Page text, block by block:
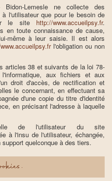
Lemesle ne collecte des
l'utilisateur que pour le besoin de
le site http://www.accueilpsy.fr.
en toute connaissance de cause,
même à leur saisie. Il est alors
l'obligation ou non
articles 38 et suivants de la loi 78-
aux fichiers et aux
droit d'accès, de rectification et
le concernant, en effectuant sa
d'une copie du titre d'identité
en précisant l'adresse à laquelle
de l'utilisateur du site
à l'insu de l'utilisateur, échangée,
quelconque à des tiers.